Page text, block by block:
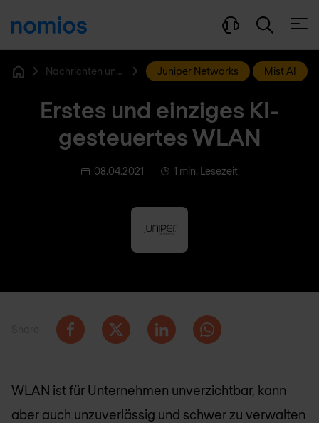
Nachrichten und Blog Juniper Networks Mist AI
Erstes und einziges KI-
gesteuertes WLAN
08.04.2021 1 min. Lesezeit
WLAN ist für Unternehmen unverzichtbar, kann
aber auch unzuverlässig und schwer zu verwalten